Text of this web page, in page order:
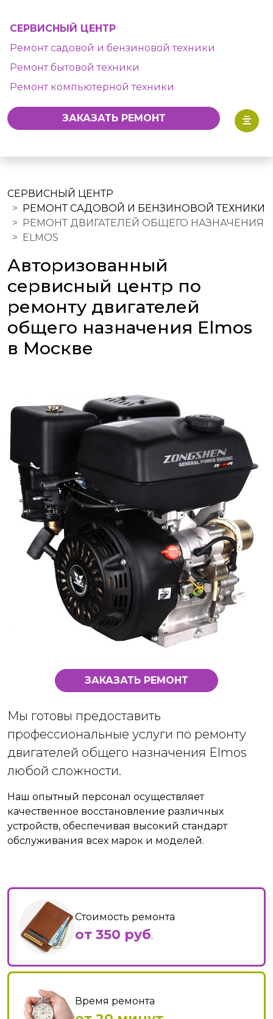
СЕРВИСНЫЙ ЦЕНТР
Ремонт садовой и бензиновой техники
Ремонт бытовой техники
Ремонт компьютерной техники
ЗАКАЗАТЬ РЕМОНТ
СЕРВИСНЫЙ ЦЕНТР
РЕМОНТ САДОВОЙ И БЕНЗИНОВОЙ ТЕХНИКИ
РЕМОНТ ДВИГАТЕЛЕЙ ОБЩЕГО НАЗНАЧЕНИЯ
ELMOS
Авторизованный
сервисный центр по
ремонту двигателей
общего назначения Elmos
в Москве
ЗАКАЗАТЬ РЕМОНТ
Мы готовы предоставить
профессиональные услуги по ремонту
двигателей общего назначения Elmos
любой сложности.
Наш опытный персонал осуществляет
качественное восстановление различных
устройств, обеспечивая высокий стандарт
обслуживания всех марок и моделей.
Стоимость ремонта
от 350 руб.
Время ремонта